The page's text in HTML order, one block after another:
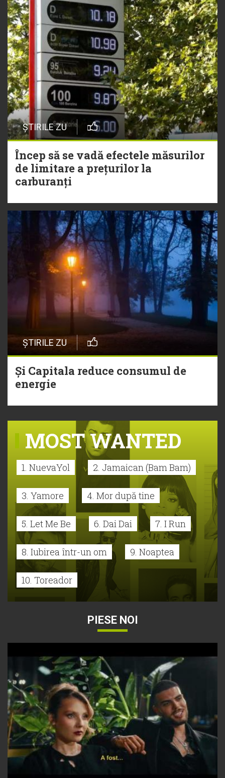
ȘTIRILE ZU
Încep să se vadă efectele măsurilor
de limitare a prețurilor la
carburanți
ȘTIRILE ZU
Și Capitala reduce consumul de
energie
MOST WANTED
1. NuevaYol 2. Jamaican (Bam Bam)
3. Yamore 4. Mor după tine
5. Let Me Be 6. Dai Dai 7. I Run
8. Iubirea într-un om 9. Noaptea
10. Toreador
PIESE NOI